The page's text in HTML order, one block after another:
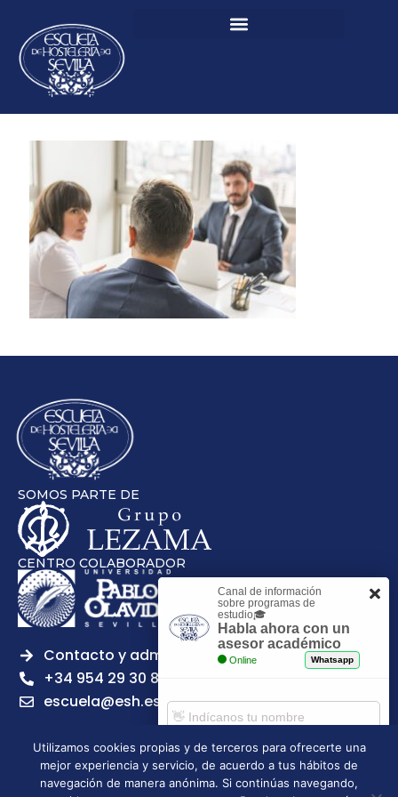
SOMOS PARTE DE
CENTRO COLABORADOR
Contacto y admisiones
+34 954 29 30 81
escuela@esh.es
Utilizamos cookies propias y de terceros para ofrecerte una
mejor experiencia y servicio, de acuerdo a tus hábitos de
navegación de manera anónima. Si continúas navegando,
Canal de información
sobre programas de
estudio🎓
Habla ahora con un
asesor académico
Online Whatsapp
Comenzar chat